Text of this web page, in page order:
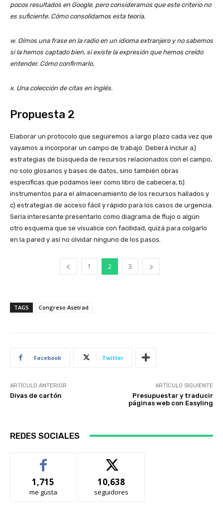
pocos resultados en Google, pero consideramos que este criterio no
es suficiente. Cómo consolidamos esta teoría.
w. Oímos una frase en la radio en un idioma extranjero y no sabemos
si la hemos captado bien, si existe la expresión que hemos creído
entender. Cómo confirmarlo.
x. Una colección de citas en inglés.
Propuesta 2
Elaborar un protocolo que seguiremos a largo plazo cada vez que
vayamos a incorporar un campo de trabajo. Deberá incluir a)
estrategias de búsqueda de recursos relacionados con el campo,
no solo glosarios y bases de datos, sino también obras
específicas que podamos leer como libro de cabecera, b)
instrumentos para el almacenamiento de los recursos hallados y
c) estrategias de acceso fácil y rápido para los casos de urgencia.
Sería interesante presentarlo como diagrama de flujo o algún
otro esquema que se visualice con facilidad, quizá para colgarlo
en la pared y así no olvidar ninguno de los pasos.
1 2 3
TAGS Congreso Asetrad
Facebook Twitter
ARTÍCULO ANTERIOR
Divas de cartón
ARTÍCULO SIGUIENTE
Presupuestar y traducir
páginas web con Easyling
REDES SOCIALES
1,715
me gusta
10,638
seguidores